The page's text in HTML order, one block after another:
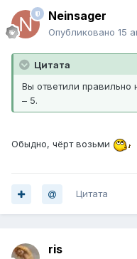
Neinsager
Опубликовано 15
Цитата
Вы ответили правильно
– 5.
Обыдно, чёрт возьми
Цитата
ris